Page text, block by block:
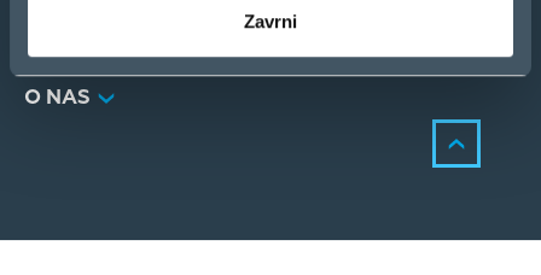
Zavrni
NOVICE
O NAS